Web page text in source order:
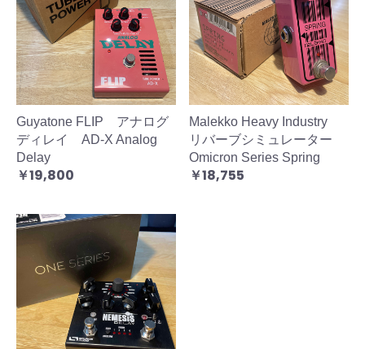
Guyatone FLIP アナログ
ディレイ AD-X Analog
Delay
￥19,800
Malekko Heavy Industry
リバーブシミュレーター
Omicron Series Spring
￥18,755